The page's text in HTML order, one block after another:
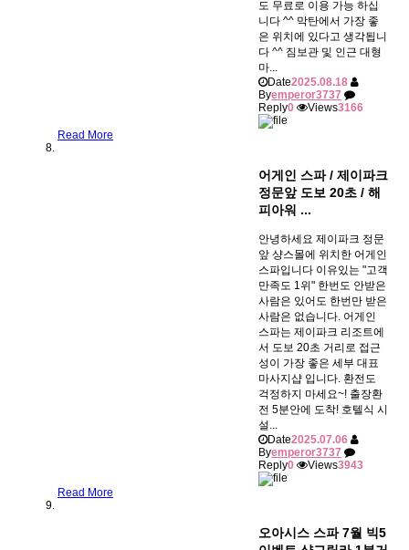
도 무료로 이용 가능 하십
니다 ^^ 막탄에서 가장 좋
은 위치에 있다고 생각됩니
다 ^^ 짐보관 및 인근 대형
마...
Date2025.08.18
Byemperor3737
Reply0 Views3166
Read More
어게인 스파 / 제이파크
정문앞 도보 20초 / 해
피아워 ...
안녕하세요 제이파크 정문
앞 샹스몰에 위치한 어게인
스파입니다 이유있는 "고객
만족도 1위" 한번도 안받은
사람은 있어도 한번만 받은
사람은 없습니다. 어게인
스파는 제이파크 리조트에
서 도보 20초 거리로 접근
성이 가장 좋은 세부 대표
마사지샵 입니다. 환전도
걱정하지 마세요~! 출장환
전 5분안에 도착! 호텔식 시
설...
Date2025.07.06
Byemperor3737
Reply0 Views3943
Read More
오아시스 스파 7월 빅5